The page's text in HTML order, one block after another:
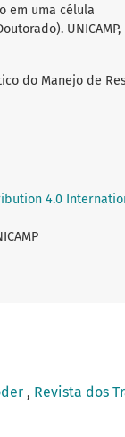
em uma célula
UNICAMP,
do Manejo de
4.0
, Revista dos